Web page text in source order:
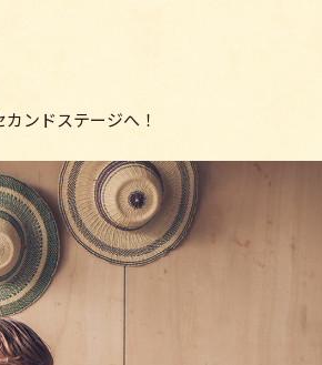
ンドステージへ！